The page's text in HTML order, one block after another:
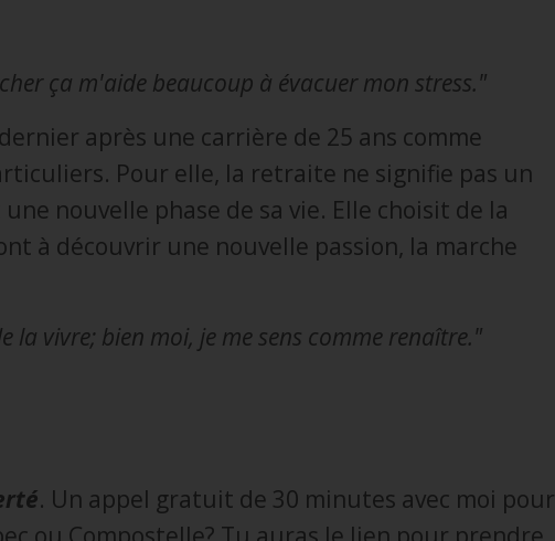
ça m'aide beaucoup à évacuer mon stress."
après une carrière de 25 ans comme
Pour elle, la retraite ne signifie pas un
nouvelle phase de sa vie. Elle choisit de la
à découvrir une nouvelle passion, la marche
la vivre; bien moi, je me sens comme renaître."
. Un appel gratuit de 30 minutes avec moi pour